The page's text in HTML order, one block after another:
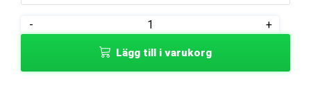
priset
1
826 kr.
priset
1
390 kr.
-
XPLORER
(Dam)
+
Lägg till i varukorg